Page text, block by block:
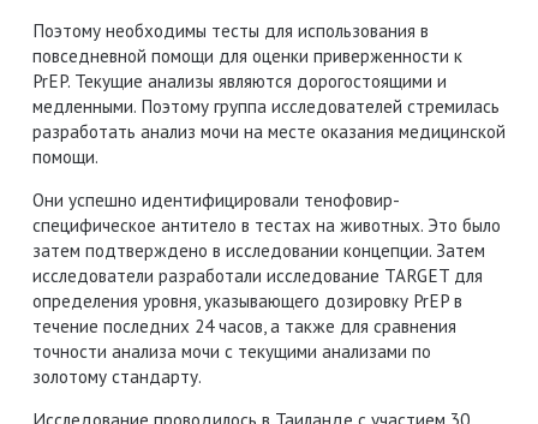
Поэтому необходимы тесты для использования в
повседневной помощи для оценки приверженности к
PrEP. Текущие анализы являются дорогостоящими и
медленными. Поэтому группа исследователей стремилась
разработать анализ мочи на месте оказания медицинской
помощи.
Они успешно идентифицировали тенофовир-
специфическое антитело в тестах на животных. Это было
затем подтверждено в исследовании концепции. Затем
исследователи разработали исследование TARGET для
определения уровня, указывающего дозировку PrEP в
течение последних 24 часов, а также для сравнения
точности анализа мочи с текущими анализами по
золотому стандарту.